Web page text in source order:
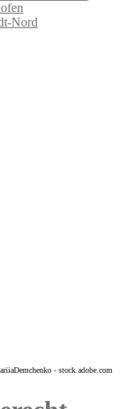
Nord
- stock.adobe.com